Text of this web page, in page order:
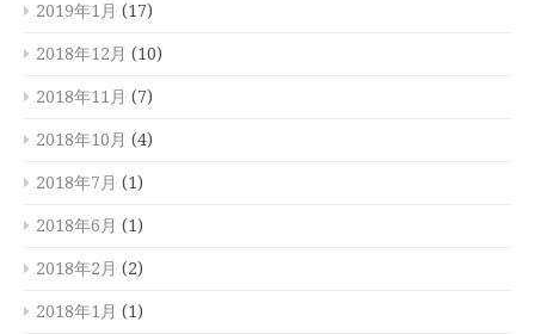
2019年1月 (17)
2018年12月 (10)
2018年11月 (7)
2018年10月 (4)
2018年7月 (1)
2018年6月 (1)
2018年2月 (2)
2018年1月 (1)